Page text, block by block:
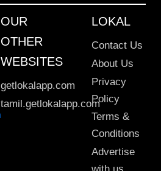
OUR
OTHER
WEBSITES
getlokalapp.com
tamil.getlokalapp.com
LOKAL
Contact Us
About Us
Privacy
Policy
Terms &
Conditions
Advertise